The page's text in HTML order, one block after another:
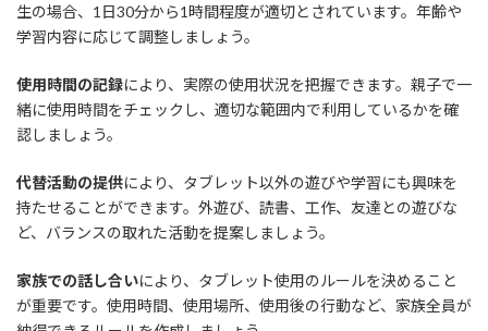
生の場合、1日30分から1時間程度が適切とされています。年齢や
学習内容に応じて調整しましょう。
使用時間の記録により、実際の使用状況を把握できます。親子で一
緒に使用時間をチェックし、適切な範囲内で利用しているかを確
認しましょう。
代替活動の提供により、タブレット以外の遊びや学習にも興味を
持たせることができます。外遊び、読書、工作、友達との遊びな
ど、バランスの取れた活動を提案しましょう。
家族での話し合いにより、タブレット使用のルールを決めること
が重要です。使用時間、使用場所、使用後の行動など、家族全員が